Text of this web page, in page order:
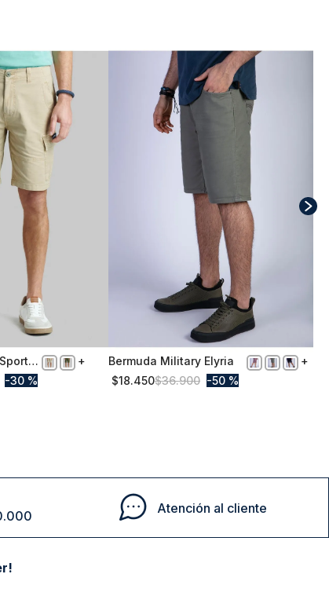
30 %
50
Bermuda Military Elyria
$18.450$36.900 50 %
Atención al cliente